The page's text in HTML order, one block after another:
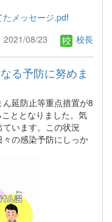
メッセージ.pdf
2021/08/23 校長
る予防に努めま
延防止等重点措置が8
ととなりました。気
います。この状況
の感染予防にしっか